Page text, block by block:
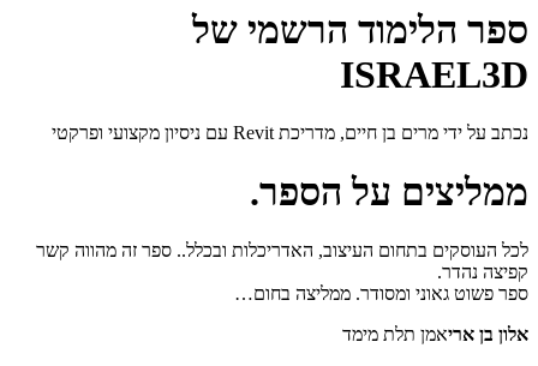
ספר הלימוד הרשמי של
ISRAEL3D
נכתב על ידי מרים בן חיים, מדריכת Revit עם ניסיון מקצועי ופרקטי
ממליצים על הספר.
לכל העוסקים בתחום העיצוב, האדריכלות ובכלל.. ספר זה מהווה קשר
קפיצה נהדר.
ספר פשוט גאוני ומסודר. ממליצה בחום…
אלון בן אריאמן תלת מימד